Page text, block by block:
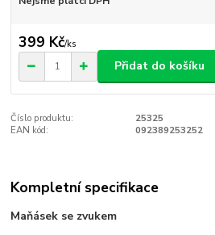
399 Kč/ks
Přidat do košíku
Číslo produktu:
25325
EAN kód:
092389253252
Kompletní specifikace
Maňásek se zvukem